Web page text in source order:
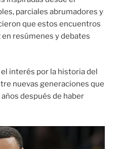
parciales abrumadores y
que estos encuentros
resúmenes y debates
interés por la historia del
nuevas generaciones que
después de haber